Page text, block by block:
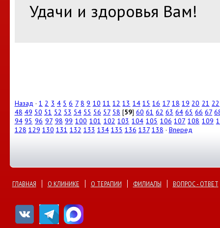
Удачи и здоровья Вам!
Назад ·1 2 3 4 5 6 7 8 9 10 11 12 13 14 15 16 17 18 19 20 21 22
48 49 50 51 52 53 54 55 56 57 58 [59] 60 61 62 63 64 65 66 67
94 95 96 97 98 99 100 101 102 103 104 105 106 107 108 109
128 129 130 131 132 133 134 135 136 137 138 · Вперед
ГЛАВНАЯ О КЛИНИКЕ О ТЕРАПИИ ФИЛИАЛЫ ВОПРОС - ОТВЕТ